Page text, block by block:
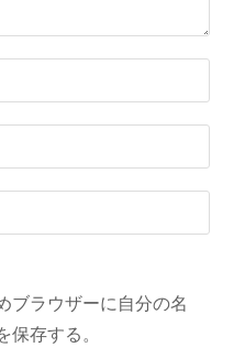
ブラウザーに自分の名
存する。